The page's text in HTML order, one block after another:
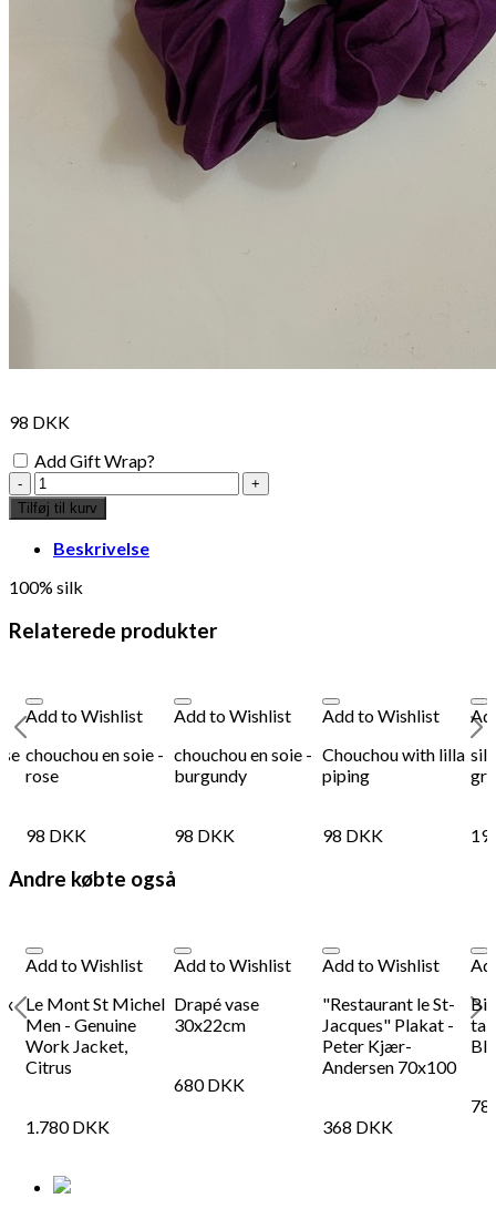
Tilføj til kurv 98
Se kurv
Kasse
98 DKK
Add Gift Wrap?
chouchou
en
soie
-
violette
antal
Tilføj til kurv
Beskrivelse
100% silk
Relaterede produkter
Add to Wishlist
chouchou en soie -
rose
98 DKK
Add to Wishlist
chouchou en soie -
burgundy
98 DKK
Add to Wishlist
Chouchou with lilla
piping
98 DKK
Andre købte også
x
Add to Wishlist
Le Mont St Michel
Men - Genuine
Work Jacket,
Citrus
1.780DKK
Add to Wishlist
Drapé vase
30x22cm
680DKK
Add to Wishlist
"Restaurant le St-
Jacques" Plakat -
Peter Kjær-
Andersen 70x100
368 DKK
Blå
78